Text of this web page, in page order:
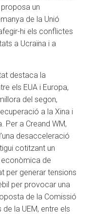
un
de la Unió
hi els conflictes
a Ucraïna i a
destaca la
els EUA i Europa,
del segon,
a la Xina i
Per a Creand WM,
desacceleració
cotitzant un
econòmica de
per generar tensions
per provocar una
de la Comissió
la UEM, entre els